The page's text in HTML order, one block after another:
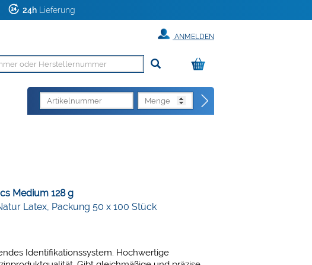
24h Lieferung
ANMELDEN
Medium 128 g
Latex, Packung 50 x 100 Stück
Identifikationssystem. Hochwertige